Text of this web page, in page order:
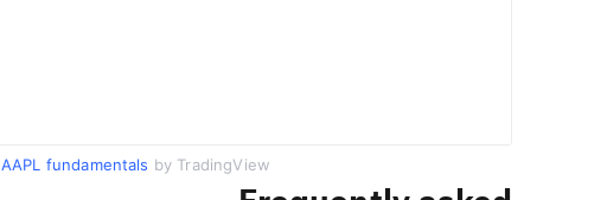
AAPL fundamentals by TradingView